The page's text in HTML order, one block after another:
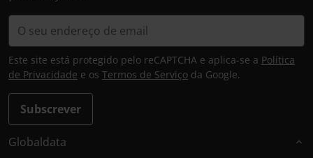
Subscrever
Este site está protegido pelo reCAPTCHA e aplica-se a Política
de Privacidade e os Termos de Serviço da Google.
Globaldata